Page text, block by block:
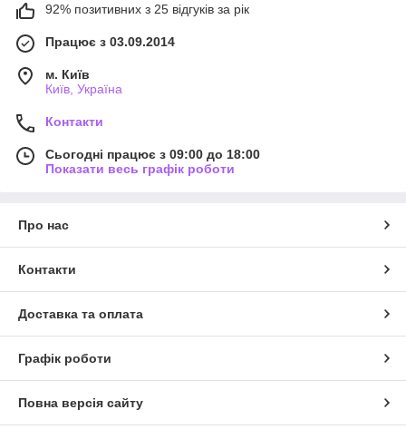
92% позитивних з 25 відгуків за рік
Працює з 03.09.2014
м. Київ
Київ, Україна
Контакти
Сьогодні працює з 09:00 до 18:00
Показати весь графік роботи
Про нас
Контакти
Доставка та оплата
Графік роботи
Повна версія сайту